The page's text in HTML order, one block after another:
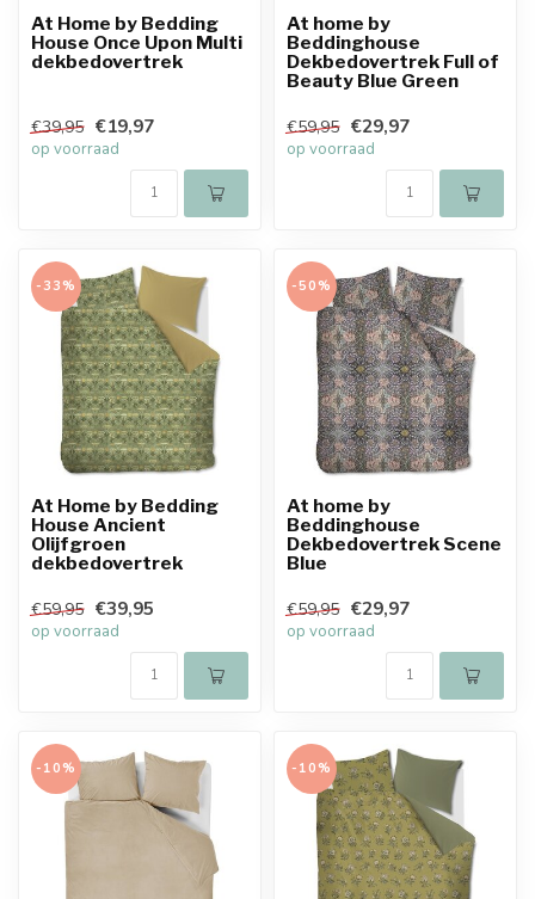
At Home by Bedding
House Once Upon Multi
dekbedovertrek
€39,95 €19,97
op voorraad
At home by
Beddinghouse
Dekbedovertrek Full of
Beauty Blue Green
€59,95 €29,97
op voorraad
-33%
At Home by Bedding
House Ancient
Olijfgroen
dekbedovertrek
€59,95 €39,95
op voorraad
-50%
At home by
Beddinghouse
Dekbedovertrek Scene
Blue
€59,95 €29,97
op voorraad
-10% -10%